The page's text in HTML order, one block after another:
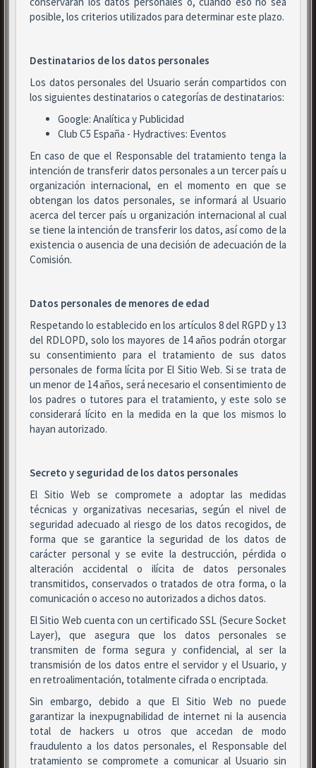
posible, los criterios utilizados para determinar este plazo.
Destinatarios de los datos personales
Los datos personales del Usuario serán compartidos con
los siguientes destinatarios o categorías de destinatarios:
Google: Analítica y Publicidad
Club C5 España - Hydractives: Eventos
En caso de que el Responsable del tratamiento tenga la
intención de transferir datos personales a un tercer país u
organización internacional, en el momento en que se
obtengan los datos personales, se informará al Usuario
acerca del tercer país u organización internacional al cual
se tiene la intención de transferir los datos, así como de la
existencia o ausencia de una decisión de adecuación de la
Comisión.
Datos personales de menores de edad
Respetando lo establecido en los artículos 8 del RGPD y 13
del RDLOPD, solo los mayores de 14 años podrán otorgar
su consentimiento para el tratamiento de sus datos
personales de forma lícita por El Sitio Web. Si se trata de
un menor de 14 años, será necesario el consentimiento de
los padres o tutores para el tratamiento, y este solo se
considerará lícito en la medida en la que los mismos lo
hayan autorizado.
Secreto y seguridad de los datos personales
El Sitio Web se compromete a adoptar las medidas
técnicas y organizativas necesarias, según el nivel de
seguridad adecuado al riesgo de los datos recogidos, de
forma que se garantice la seguridad de los datos de
carácter personal y se evite la destrucción, pérdida o
alteración accidental o ilícita de datos personales
transmitidos, conservados o tratados de otra forma, o la
comunicación o acceso no autorizados a dichos datos.
El Sitio Web cuenta con un certificado SSL (Secure Socket
Layer), que asegura que los datos personales se
transmiten de forma segura y confidencial, al ser la
transmisión de los datos entre el servidor y el Usuario, y
en retroalimentación, totalmente cifrada o encriptada.
Sin embargo, debido a que El Sitio Web no puede
garantizar la inexpugnabilidad de internet ni la ausencia
total de hackers u otros que accedan de modo
fraudulento a los datos personales, el Responsable del
tratamiento se compromete a comunicar al Usuario sin